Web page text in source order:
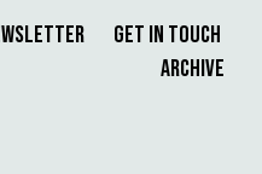
Get in Touch
Archive